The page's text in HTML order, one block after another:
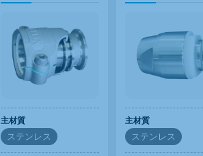
主材質
ステンレス
主材質
ステンレス